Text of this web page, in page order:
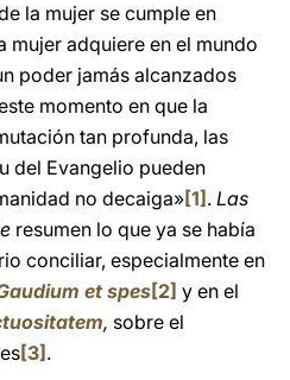
la mujer se cumple en
mujer adquiere en el mundo
poder jamás alcanzados
momento en que la
tan profunda, las
del Evangelio pueden
no decaiga»[1] . Las
resumen lo que ya se había
conciliar, especialmente en
et spes[2] y en el
, sobre el
[3] .